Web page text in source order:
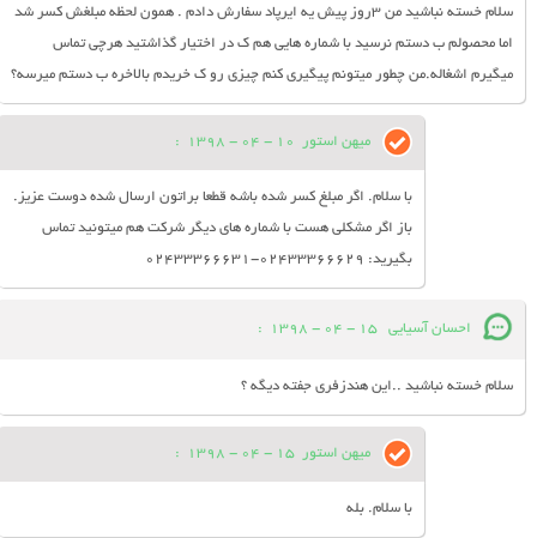
سلام خسته نباشید من ۳روز پیش یه ایرپاد سفارش دادم . همون لحظه مبلغش کسر شد
اما محصولم ب دستم نرسید با شماره هایی هم ک در اختیار گذاشتید هرچی تماس
میگیرم اشغاله.من چطور میتونم پیگیری کنم چیزی رو ک خریدم بالاخره ب دستم میرسه؟
میهن استور 10 - 04 - 1398
:
با سلام. اگر مبلغ کسر شده باشه قطعا براتون ارسال شده دوست عزیز.
باز اگر مشکلی هست با شماره های دیگر شرکت هم میتونید تماس
بگیرید: 02433366629-02433366631
احسان آسیایی 15 - 04 - 1398
:
سلام خسته نباشید ..این هندزفری جفته دیگه ؟
میهن استور 15 - 04 - 1398
:
با سلام. بله